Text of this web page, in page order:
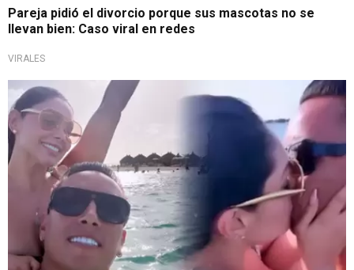
Pareja pidió el divorcio porque sus mascotas no se
llevan bien: Caso viral en redes
VIRALES
¡Más unidos que nunca!